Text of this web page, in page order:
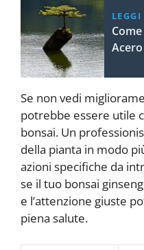
LEGGI
Se non vedi
potrebbe essere utile
bonsai. Un
della pianta in modo
azioni specifiche da
se il tuo bonsai
e l’attenzione giuste
piena salute.